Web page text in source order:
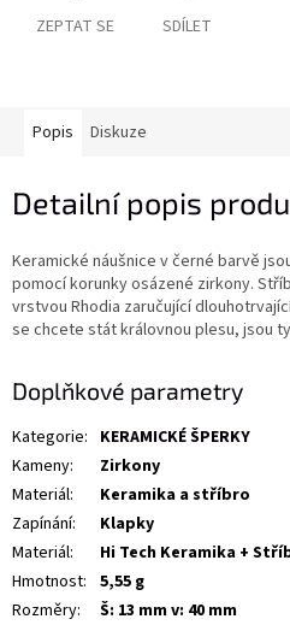
ZEPTAT SE SDÍLET
Popis Diskuze
Detailní popis
Keramické náušnice v černé barvě
pomocí korunky osázené zirkony.
vrstvou Rhodia zaručující
se chcete stát královnou plesu, jsou
Doplňkové parametry
Kategorie: KERAMICKÉ ŠPERKY
Kameny:
Zirkony
Materiál:
Keramika a stříbro
Zapínání:
Klapky
Materiál:
Hi Tech Keramika +
Hmotnost: 5,55 g
Rozměry: Š: 13 mm v: 40 mm